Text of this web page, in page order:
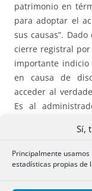
Sí,
Principalmente
estadísticas propias de
patrimonio en
para adoptar el
sus causas”.
cierre registral
importante indicio
en causa de
acceder al
Es al
contrario
consecuencias
Ley de